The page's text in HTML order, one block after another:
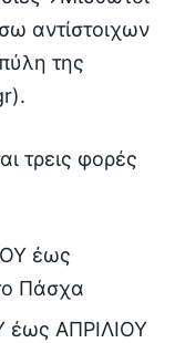
αντίστοιχων
της
τρεις φορές
έως
Πάσχα
έως ΑΠΡΙΛΙΟΥ